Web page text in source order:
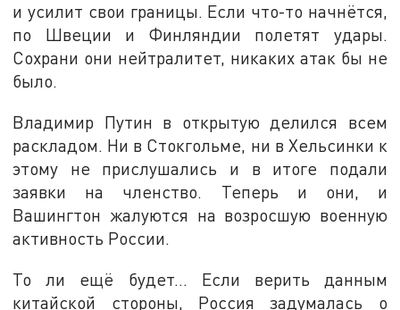
и усилит свои границы. Если что-то начнётся,
по Швеции и Финляндии полетят удары.
Сохрани они нейтралитет, никаких атак бы не
было.
Владимир Путин в открытую делился всем
раскладом. Ни в Стокгольме, ни в Хельсинки к
этому не прислушались и в итоге подали
заявки на членство. Теперь и они, и
Вашингтон жалуются на возросшую военную
активность России.
То ли ещё будет… Если верить данным
китайской стороны, Россия задумалась о